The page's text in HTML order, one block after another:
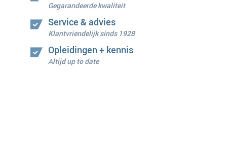
Gegarandeerde kwaliteit
Service & advies
Klantvriendelijk sinds 1928
Opleidingen + kennis
Altijd up to date